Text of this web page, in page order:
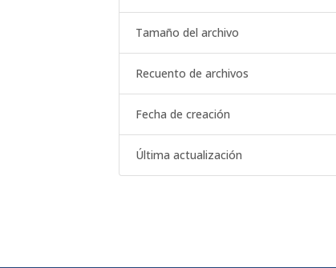
Tamaño del archivo
Recuento de archivos
Fecha de creación
Última actualización